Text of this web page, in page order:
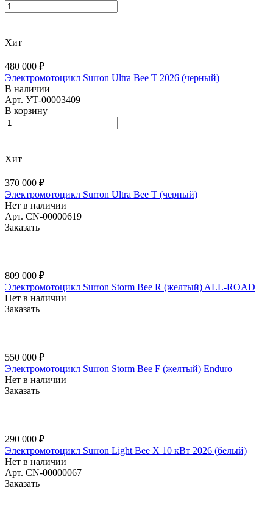
Хит
480 000 ₽
Электромотоцикл Surron Ultra Bee T 2026 (черный)
В наличии
Арт. УТ-00003409
В корзину
Хит
370 000 ₽
Электромотоцикл Surron Ultra Bee T (черный)
Нет в наличии
Арт. CN-00000619
Заказать
809 000 ₽
Электромотоцикл Surron Storm Bee R (желтый) ALL-ROAD
Нет в наличии
Заказать
550 000 ₽
Электромотоцикл Surron Storm Bee F (желтый) Enduro
Нет в наличии
Заказать
290 000 ₽
Электромотоцикл Surron Light Bee X 10 кВт 2026 (белый)
Нет в наличии
Арт. CN-00000067
Заказать